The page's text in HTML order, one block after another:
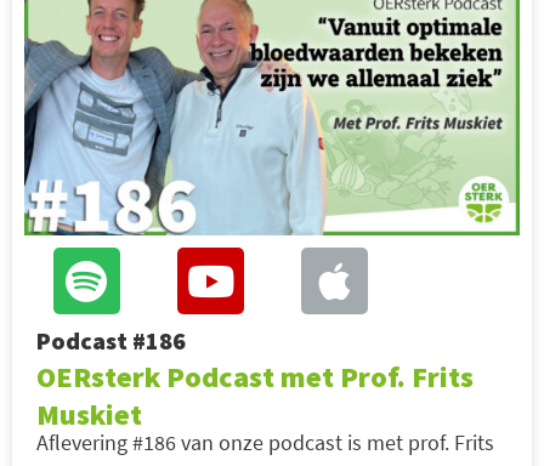
Podcast #186
OERsterk Podcast met Prof. Frits
Muskiet
Aflevering #186 van onze podcast is met prof. Frits